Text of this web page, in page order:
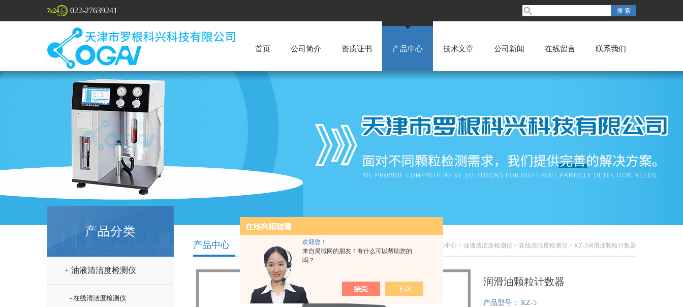
欢迎您！
来自局域网的朋友！有什么可以帮助您的
吗？
022-27639241
首页 公司简介 资质证书 产品中心 技术文章 公司新闻 在线留言 联系我们
产品分类
+ 油液清洁度检测仪
- 在线清洁度检测仪
产品中心 > 油液清洁度检测仪 > 在线清洁度检测仪 > KZ-5润滑油颗粒计数器
产品中心
润滑油颗粒计数器
产品型号： KZ-5